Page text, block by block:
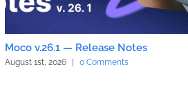
Moco v.26.1 — Release Notes
August 1st, 2026 | 0 Comments